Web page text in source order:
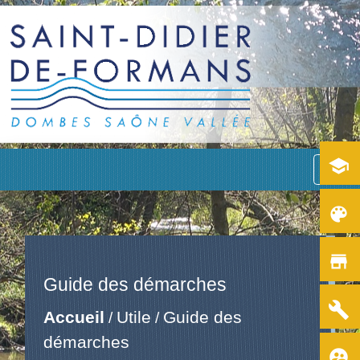
menu
Guide des démarches
Accueil / Utile / Guide des
démarches
school
color_lens
store
build